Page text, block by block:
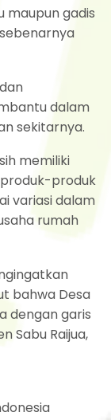
maupun gadis
dalam
sekitarnya.
memiliki
produk
variasi dalam
rumah
bahwa Desa
dengan garis
Sabu Raijua,